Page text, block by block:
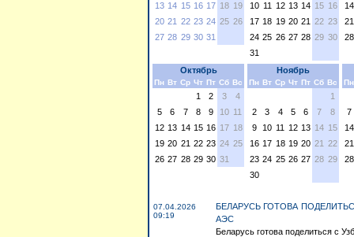
13 14 15 16 17 18 19
20 21 22 23 24 25 26
27 28 29 30 31
10 11 12 13 14 15 16
17 18 19 20 21 22 23
24 25 26 27 28 29 30
31
14
21
28
Октябрь
Пн Вт Ср Чт Пт Сб Вс
1 2 3
4
5
6 7 8 9 10 11
12 13 14 15 16 17 18
19 20 21 22 23 24 25
26 27 28 29 30 31
Ноябрь
Пн Вт Ср Чт Пт Сб Вс
1
2
3 4 5 6 7
8
9
10 11 12 13 14 15
16 17 18 19 20 21 22
23 24 25 26 27 28 29
30
Пн
7
14
21
28
07.04.2026
09:19
БЕЛАРУСЬ ГОТОВА
АЭС
Беларусь готова поделиться с